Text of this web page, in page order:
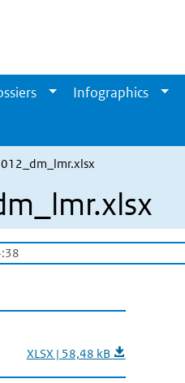
Infographics
XLSX | 58,48 kB